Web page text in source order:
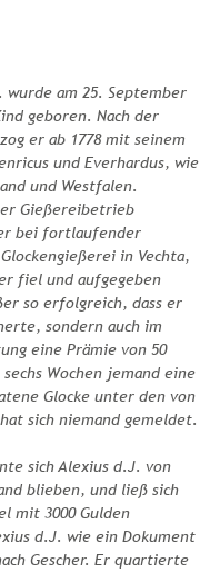
am 25. September
geboren. Nach der
er ab 1778 mit seinem
und Everhardus, wie
und Westfalen.
Gießereibetrieb
bei fortlaufender
in Vechta,
fiel und aufgegeben
so erfolgreich, dass er
sondern auch im
eine Prämie von 50
Wochen jemand eine
Glocke unter den von
sich niemand gemeldet.
sich Alexius d.J. von
blieben, und ließ sich
mit 3000 Gulden
d.J. wie ein Dokument
Gescher. Er quartierte